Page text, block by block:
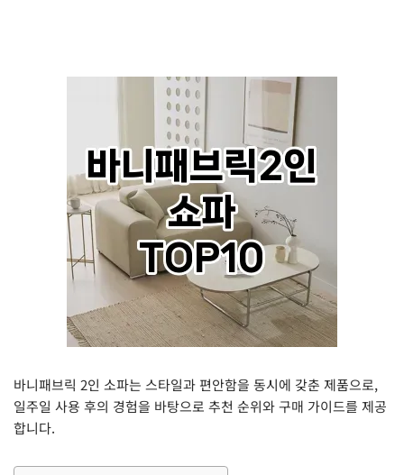
바니패브릭 2인 소파는 스타일과 편안함을 동시에 갖춘 제품으로,
일주일 사용 후의 경험을 바탕으로 추천 순위와 구매 가이드를 제공
합니다.